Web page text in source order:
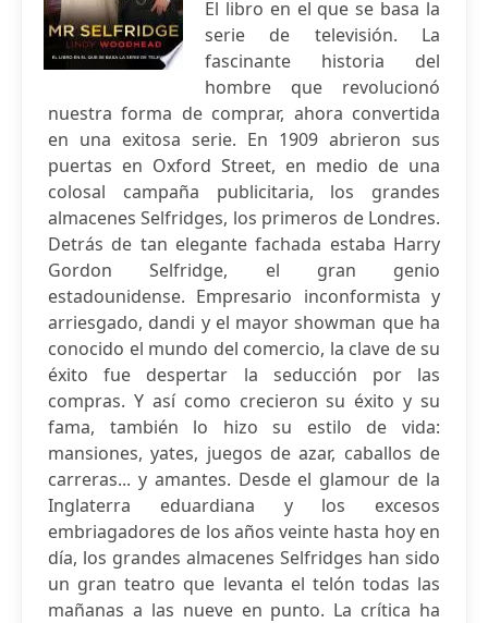
El libro en el que se basa la
serie de televisión. La
fascinante historia del
hombre que revolucionó
nuestra forma de comprar, ahora convertida
en una exitosa serie. En 1909 abrieron sus
puertas en Oxford Street, en medio de una
colosal campaña publicitaria, los grandes
almacenes Selfridges, los primeros de Londres.
Detrás de tan elegante fachada estaba Harry
Gordon Selfridge, el gran genio
estadounidense. Empresario inconformista y
arriesgado, dandi y el mayor showman que ha
conocido el mundo del comercio, la clave de su
éxito fue despertar la seducción por las
compras. Y así como crecieron su éxito y su
fama, también lo hizo su estilo de vida:
mansiones, yates, juegos de azar, caballos de
carreras... y amantes. Desde el glamour de la
Inglaterra eduardiana y los excesos
embriagadores de los años veinte hasta hoy en
día, los grandes almacenes Selfridges han sido
un gran teatro que levanta el telón todas las
mañanas a las nueve en punto. La crítica ha